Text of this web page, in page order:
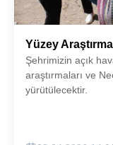
Yüzey
Şehrimizin açık
araştırmaları ve
yürütülecektir.